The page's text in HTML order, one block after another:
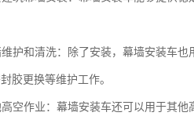
护和清洗：除了安装，幕墙安装车
胶更换等维护工作。
空作业：幕墙安装车还可以用于其他